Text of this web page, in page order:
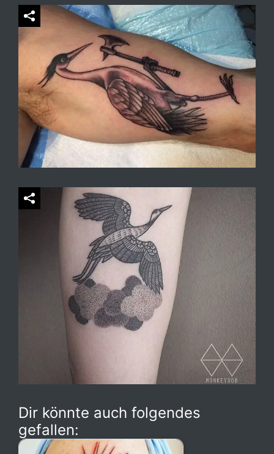
Dir könnte auch folgendes
gefallen: